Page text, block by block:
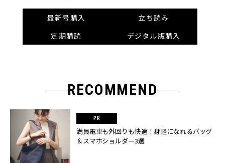
最新号購入
立ち読み
定期購読
デジタル版購入
RECOMMEND
満員電車も外回りも快適！身軽になれるバッグ
＆スマホショルダー3選